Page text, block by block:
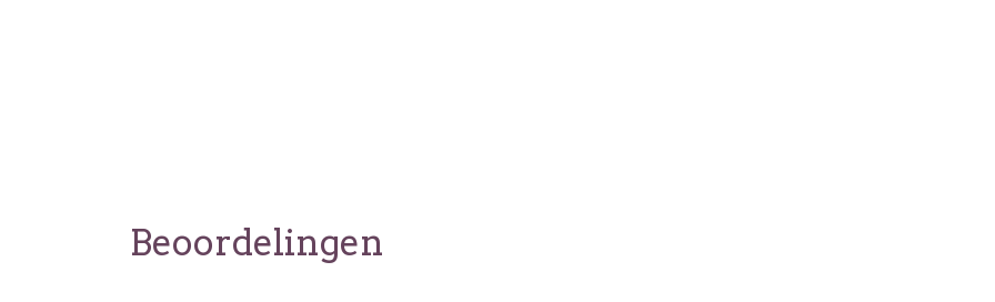
Beoordelingen